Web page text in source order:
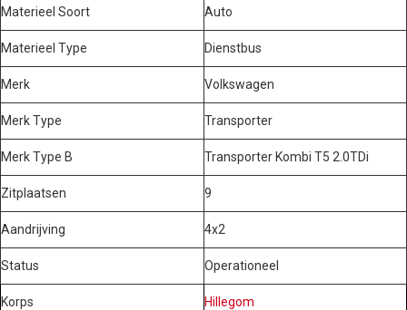
Materieel Soort Auto
Materieel Type Dienstbus
Merk Volkswagen
Merk Type Transporter
Merk Type B Transporter Kombi T5 2.0TDi
Zitplaatsen 9
Aandrijving 4x2
Status Operationeel
Korps Hillegom